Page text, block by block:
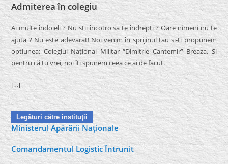
Admiterea în colegiu
Ai multe îndoieli ? Nu stii încotro sa te îndrepti ? Oare nimeni nu te
ajuta ? Nu este adevarat! Noi venim în sprijinul tau si-ti propunem
optiunea: Colegiul Naţional Militar “Dimitrie Cantemir” Breaza. Si
pentru că tu vrei, noi îti spunem ceea ce ai de facut.
[…]
Legături către instituţii
Ministerul Apărării Naţionale
Comandamentul Logistic Întrunit